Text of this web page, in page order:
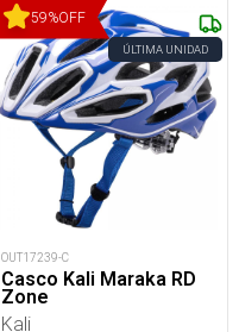
59%OFF
ÚLTIMA UNIDAD
OUT17239-C
Casco Kali Maraka RD
Zone
Kali